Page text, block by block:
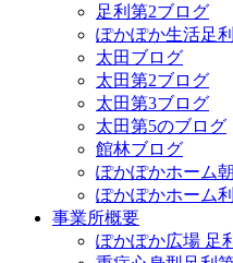
足利第2ブログ
ぽかぽか生活足
太田ブログ
太田第2ブログ
太田第3ブログ
太田第5のブログ
館林ブログ
ぽかぽかホーム
ぽかぽかホーム
事業所概要
ぽかぽか広場 足